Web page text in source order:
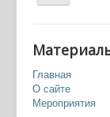
Вы здесь:
Зачем
Главная
О сайте
Мероприятия